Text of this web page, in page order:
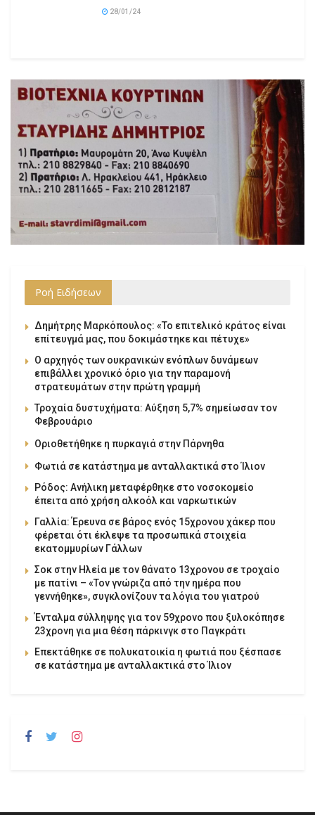
28/01/24
Ροή Ειδήσεων
Δημήτρης Μαρκόπουλος: «Το επιτελικό κράτος είναι
επίτευγμά μας, που δοκιμάστηκε και πέτυχε»
Ο αρχηγός των ουκρανικών ενόπλων δυνάμεων
επιβάλλει χρονικό όριο για την παραμονή
στρατευμάτων στην πρώτη γραμμή
Τροχαία δυστυχήματα: Αύξηση 5,7% σημείωσαν τον
Φεβρουάριο
Οριοθετήθηκε η πυρκαγιά στην Πάρνηθα
Φωτιά σε κατάστημα με ανταλλακτικά στο Ίλιον
Ρόδος: Ανήλικη μεταφέρθηκε στο νοσοκομείο
έπειτα από χρήση αλκοόλ και ναρκωτικών
Γαλλία: Έρευνα σε βάρος ενός 15χρονου χάκερ που
φέρεται ότι έκλεψε τα προσωπικά στοιχεία
εκατομμυρίων Γάλλων
Σοκ στην Ηλεία με τον θάνατο 13χρονου σε τροχαίο
με πατίνι – «Τον γνώριζα από την ημέρα που
γεννήθηκε», συγκλονίζουν τα λόγια του γιατρού
Ένταλμα σύλληψης για τον 59χρονο που ξυλοκόπησε
23χρονη για μια θέση πάρκινγκ στο Παγκράτι
Επεκτάθηκε σε πολυκατοικία η φωτιά που ξέσπασε
σε κατάστημα με ανταλλακτικά στο Ίλιον